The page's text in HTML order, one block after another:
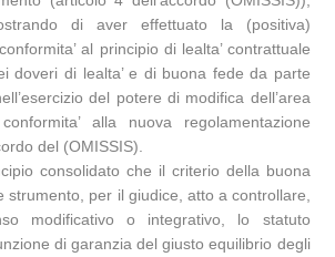
di aver effettuato la (positiva)
al principio di lealta’ contrattuale
doveri di lealta’ e di buona fede da parte
del potere di modifica dell’area
alla nuova regolamentazione
del (OMISSIS).
consolidato che il criterio della buona
strumento, per il giudice, atto a controllare,
modificativo o integrativo, lo statuto
di garanzia del giusto equilibrio degli